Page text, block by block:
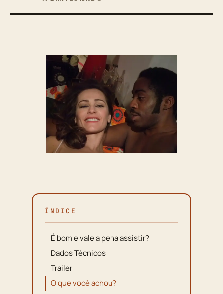
ÍNDICE
É bom e vale a pena assistir?
Dados Técnicos
Trailer
O que você achou?